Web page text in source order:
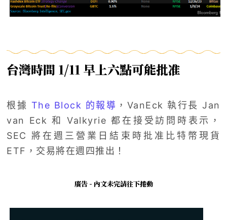
台灣時間 1/11 早上六點可能批准
根據 The Block 的報導 ，VanEck 執行長 Jan
van Eck 和 Valkyrie 都在接受訪問時表示，
SEC 將在週三營業日結束時批准比特幣現貨
ETF，交易將在週四推出！
廣告 - 內文未完請往下捲動